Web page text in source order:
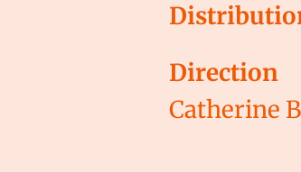
Direction
Catherine